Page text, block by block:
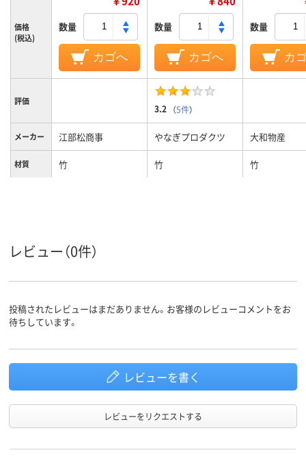
価格
(税込)
数量
カゴへ
数量
カゴへ
数量
カ
評価
3.2 （5件）
メーカー 江部松商事 やなぎプロダクツ 大和物産
材質 竹 竹 竹
レビュー（0件）
投稿されたレビューはまだありません。お客様のレビューコメントをお
待ちしています。
レビューを書く
レビューをリクエストする